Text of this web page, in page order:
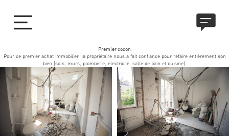
Premier cocon
Pour ce premier achat immobilier, la propriétaire nous a fait confiance pour refaire entièrement son
bien (sols, murs, plomberie, électricité, salle de bain et cuisine).